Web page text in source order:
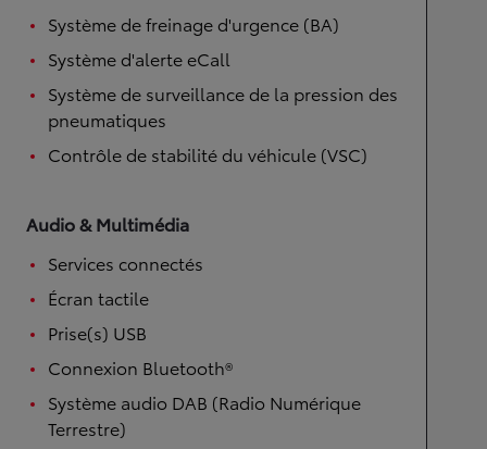
Système de freinage d'urgence (BA)
Système d'alerte eCall
Système de surveillance de la pression des
pneumatiques
Contrôle de stabilité du véhicule (VSC)
Audio & Multimédia
Services connectés
Écran tactile
Prise(s) USB
Connexion Bluetooth®
Système audio DAB (Radio Numérique
Terrestre)